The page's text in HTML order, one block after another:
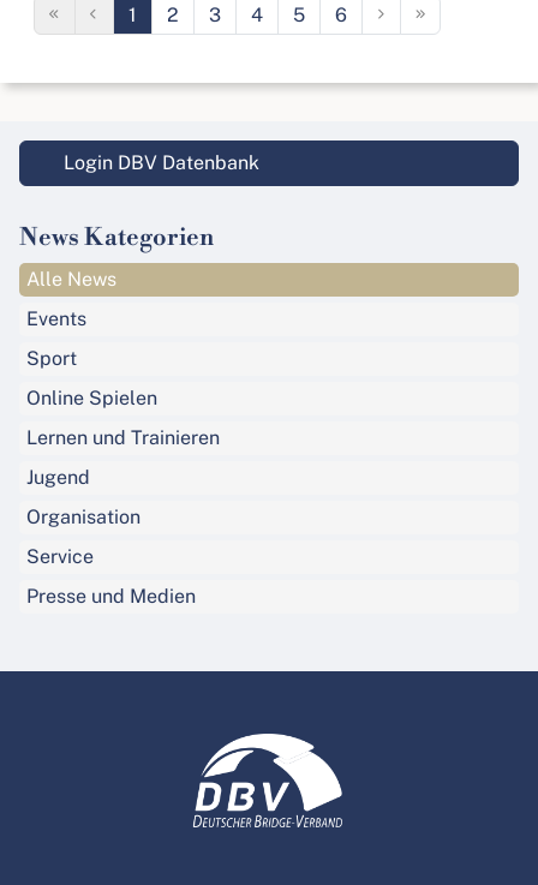
1 2 3 4 5 6
Login DBV Datenbank
News Kategorien
Alle News
Events
Sport
Online Spielen
Lernen und Trainieren
Jugend
Organisation
Service
Presse und Medien